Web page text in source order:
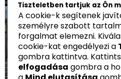
Tiszteletben tartjuk az Ön
A cookie-k segítenek
személyre szabott
forgalmat elemezni.
cookie-kat engedélyezi a
gombra kattintva.
elfogadása gombra a